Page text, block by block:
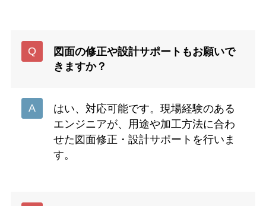
図面の修正や設計サポートもお願いで
きますか？
はい、対応可能です。現場経験のある
エンジニアが、用途や加工方法に合わ
せた図面修正・設計サポートを行いま
す。